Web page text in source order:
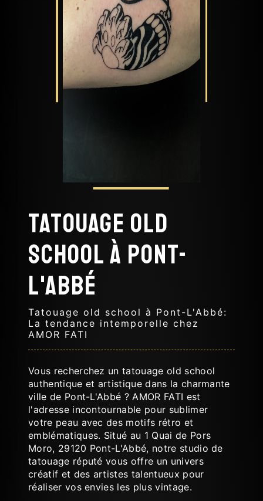
Tatouage old
school à Pont-
L'Abbé
Tatouage old school à Pont-L'Abbé:
La tendance intemporelle chez
AMOR FATI
Vous recherchez un tatouage old school
authentique et artistique dans la charmante
ville de Pont-L'Abbé ? AMOR FATI est
l'adresse incontournable pour sublimer
votre peau avec des motifs rétro et
emblématiques. Situé au 1 Quai de Pors
Moro, 29120 Pont-L'Abbé, notre studio de
tatouage réputé vous offre un univers
créatif et des artistes talentueux pour
réaliser vos envies les plus vintage.